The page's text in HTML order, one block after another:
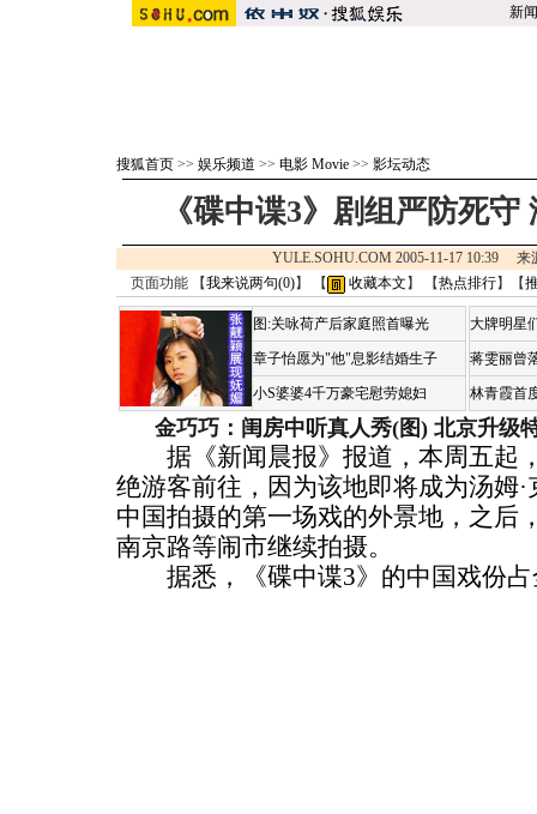
新闻
搜狐首页 >> 娱乐频道 >> 电影 Movie >> 影坛动态
《碟中谍3》剧组严防死
YULE.SOHU.COM 2005-11-17 10:39 来
页面功能 【我来说两句(0)】 【 收藏本文 】 【热点排行】【
图:关咏荷产后家庭照首曝光
章子怡愿为"他"息影结婚生子
小S婆婆4千万豪宅慰劳媳妇
大牌明星
蒋雯丽曾
林青霞首
金巧巧：闺房中听真人秀(图) 北京升级
据《新闻晨报》报道，本周五起
绝游客前往，因为该地即将成为汤姆
中国拍摄的第一场戏的外景地，之后
南京路等闹市继续拍摄。
据悉，《碟中谍3》的中国戏份占